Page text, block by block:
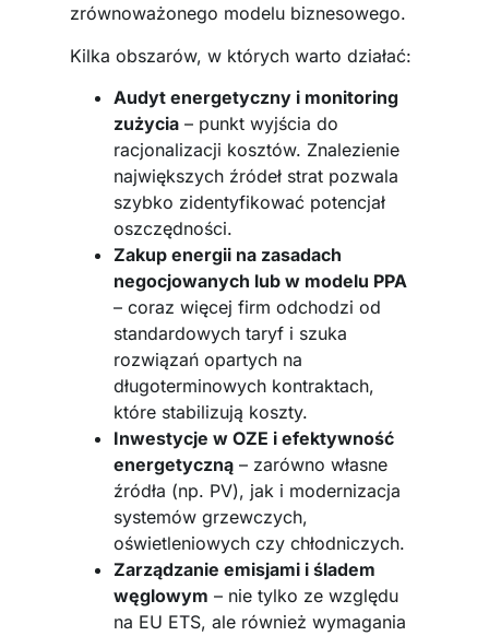
zrównoważonego modelu biznesowego.
Kilka obszarów, w których warto działać:
Audyt energetyczny i monitoring
zużycia– punkt wyjścia do
racjonalizacji kosztów. Znalezienie
największych źródeł strat pozwala
szybko zidentyfikować potencjał
oszczędności.
Zakup energii na zasadach
negocjowanych lub w modelu PPA
– coraz więcej firm odchodzi od
standardowych taryf i szuka
rozwiązań opartych na
długoterminowych kontraktach,
które stabilizują koszty.
Inwestycje w OZE i efektywność
energetyczną– zarówno własne
źródła (np. PV), jak i modernizacja
systemów grzewczych,
oświetleniowych czy chłodniczych.
Zarządzanie emisjami i śladem
węglowym – nie tylko ze względu
na EU ETS, ale również wymagania